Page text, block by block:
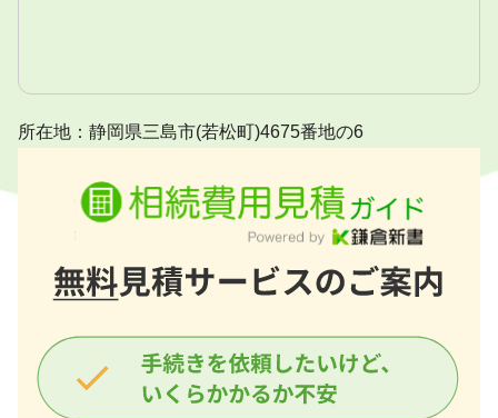
所在地：静岡県三島市(若松町)4675番地の6